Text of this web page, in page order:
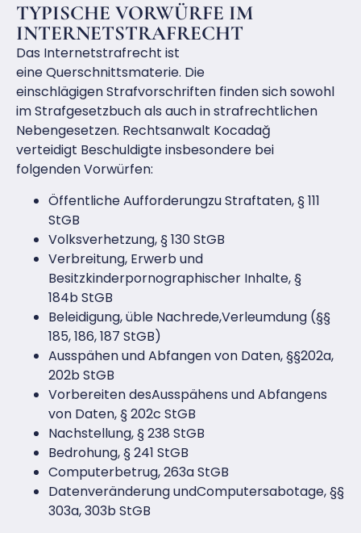
TYPISCHE VORWÜRFE IM
INTERNETSTRAFRECHT
Das Internetstrafrecht ist
eine Querschnittsmaterie. Die
einschlägigen Strafvorschriften finden sich sowohl
im Strafgesetzbuch als auch in strafrechtlichen
Nebengesetzen. Rechtsanwalt Kocadağ
verteidigt Beschuldigte insbesondere bei
folgenden Vorwürfen:
Öffentliche Aufforderungzu Straftaten, § 111
StGB
Volksverhetzung, § 130 StGB
Verbreitung, Erwerb und
Besitzkinderpornographischer Inhalte, §
184b StGB
Beleidigung, üble Nachrede,Verleumdung (§§
185, 186, 187 StGB)
Ausspähen und Abfangen von Daten, §§202a,
202b StGB
Vorbereiten desAusspähens und Abfangens
von Daten, § 202c StGB
Nachstellung, § 238 StGB
Bedrohung, § 241 StGB
Computerbetrug, 263a StGB
Datenveränderung undComputersabotage, §§
303a, 303b StGB